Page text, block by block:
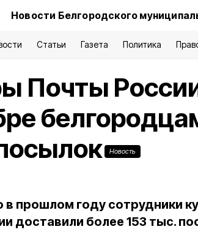
Новости Белгородского
Статьи Газета Политика
Почты
Новость
в прошлом году сотрудники
доставили более 153 тыс.